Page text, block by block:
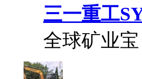
三一重工
全球矿业宝